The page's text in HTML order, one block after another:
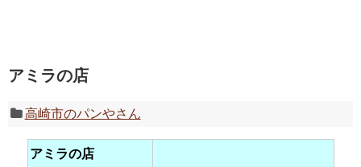
アミラの店
高崎市のパンやさん
アミラの店